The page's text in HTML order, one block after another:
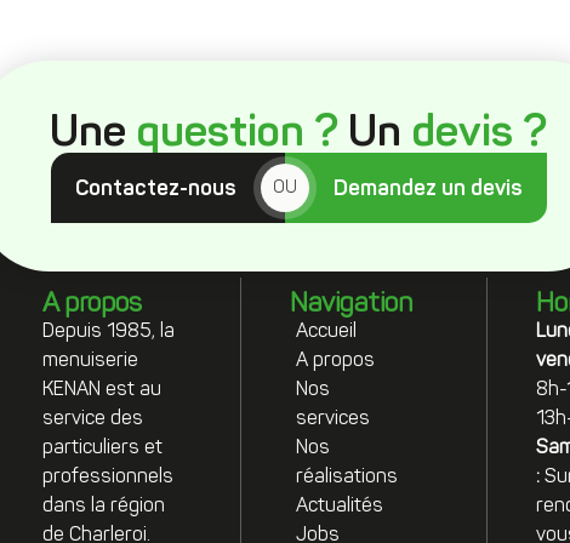
Une question ? Un devis ?
Contactez-nous OU Demandez un devis
A propos
Depuis 1985, la
menuiserie
KENAN est au
service des
particuliers et
professionnels
dans la région
de Charleroi.
Navigation
Accueil
A propos
Nos
services
Nos
réalisations
Actualités
Jobs
8h-
: